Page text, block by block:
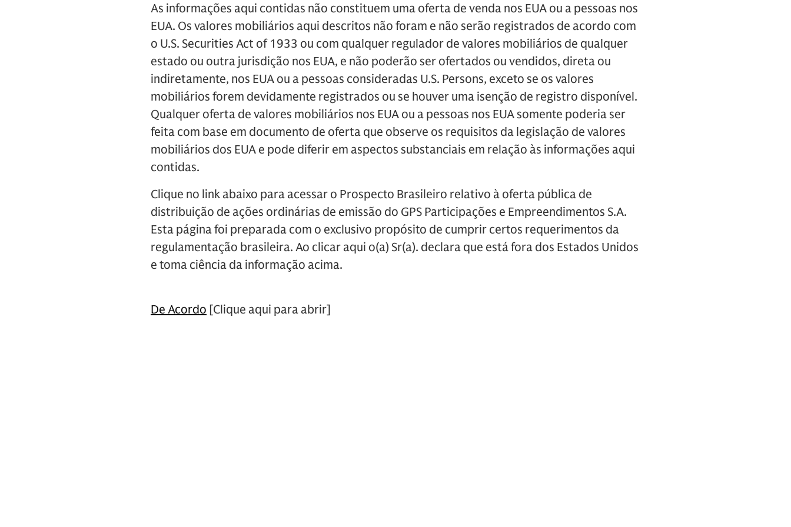
As informações aqui contidas não constituem uma oferta de venda nos EUA ou a pessoas nos
EUA. Os valores mobiliários aqui descritos não foram e não serão registrados de acordo com
o U.S. Securities Act of 1933 ou com qualquer regulador de valores mobiliários de qualquer
estado ou outra jurisdição nos EUA, e não poderão ser ofertados ou vendidos, direta ou
indiretamente, nos EUA ou a pessoas consideradas U.S. Persons, exceto se os valores
mobiliários forem devidamente registrados ou se houver uma isenção de registro disponível.
Qualquer oferta de valores mobiliários nos EUA ou a pessoas nos EUA somente poderia ser
feita com base em documento de oferta que observe os requisitos da legislação de valores
mobiliários dos EUA e pode diferir em aspectos substanciais em relação às informações aqui
contidas.
Clique no link abaixo para acessar o Prospecto Brasileiro relativo à oferta pública de
distribuição de ações ordinárias de emissão do GPS Participações e Empreendimentos S.A.
Esta página foi preparada com o exclusivo propósito de cumprir certos requerimentos da
regulamentação brasileira. Ao clicar aqui o(a) Sr(a). declara que está fora dos Estados Unidos
e toma ciência da informação acima.
De Acordo [Clique aqui para abrir]